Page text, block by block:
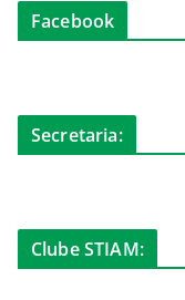
Facebook
Secretaria:
Clube STIAM: